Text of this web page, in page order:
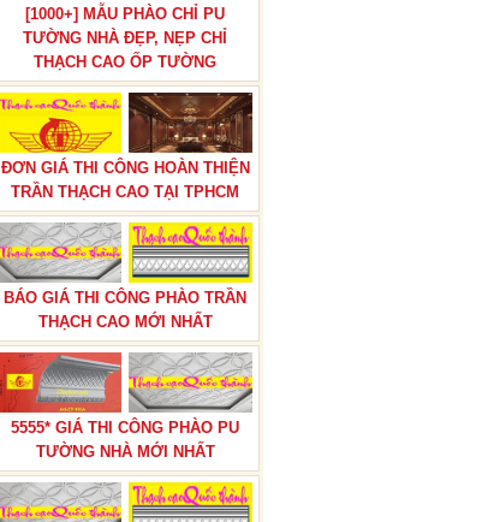
[1000+] MẪU PHÀO CHỈ PU
TƯỜNG NHÀ ĐẸP, NẸP CHỈ
THẠCH CAO ỐP TƯỜNG
ĐƠN GIÁ THI CÔNG HOÀN THIỆN
TRẦN THẠCH CAO TẠI TPHCM
BÁO GIÁ THI CÔNG PHÀO TRẦN
THẠCH CAO MỚI NHẤT
5555* GIÁ THI CÔNG PHÀO PU
TƯỜNG NHÀ MỚI NHẤT
BÁO GIÁ THI CÔNG TRẦN THẠCH
CAO TRỌN GÓI
BÁN ĐÔN HOA,TRỤ ĐÔN HOA
CƯỚI TRANG TRÍ LỐI ĐI NHÀ
HÀNG TIỆC CƯỚI